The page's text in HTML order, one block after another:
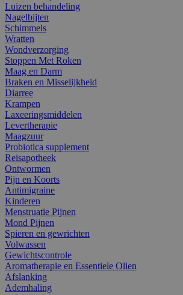
Luizen behandeling
Nagelbijten
Schimmels
Wratten
Wondverzorging
Stoppen Met Roken
Maag en Darm
Braken en Misselijkheid
Diarree
Krampen
Laxeeringsmiddelen
Levertherapie
Maagzuur
Probiotica supplement
Reisapotheek
Ontwormen
Pijn en Koorts
Antimigraine
Kinderen
Menstruatie Pijnen
Mond Pijnen
Spieren en gewrichten
Volwassen
Gewichtscontrole
Aromatherapie en Essentiele Olien
Afslanking
Ademhaling